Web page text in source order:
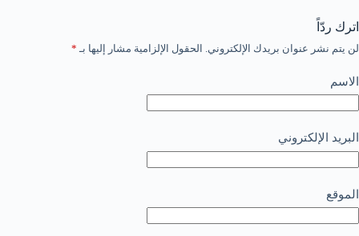
اترك ردّاً
لن يتم نشر عنوان بريدك الإلكتروني. الحقول الإلزامية مشار إليها بـ *
الاسم
البريد الإلكتروني
الموقع